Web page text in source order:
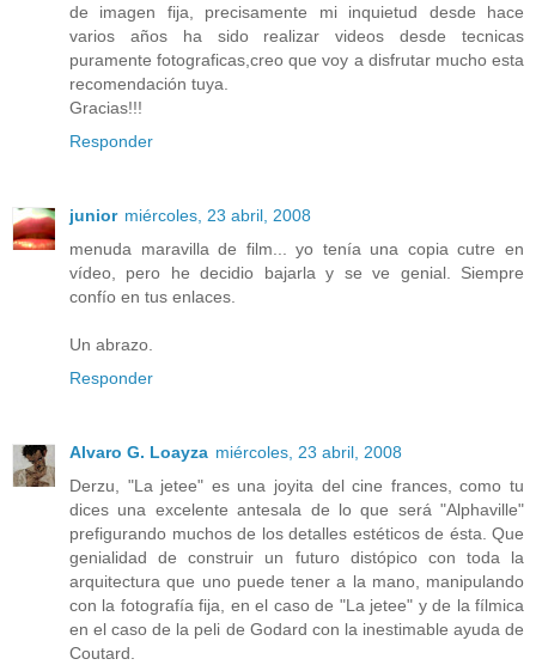
de imagen fija, precisamente mi inquietud desde hace
varios años ha sido realizar videos desde tecnicas
puramente fotograficas,creo que voy a disfrutar mucho esta
recomendación tuya.
Gracias!!!
Responder
junior miércoles, 23 abril, 2008
menuda maravilla de film... yo tenía una copia cutre en
vídeo, pero he decidio bajarla y se ve genial. Siempre
confío en tus enlaces.
Un abrazo.
Responder
Alvaro G. Loayza miércoles, 23 abril, 2008
Derzu, "La jetee" es una joyita del cine frances, como tu
dices una excelente antesala de lo que será "Alphaville"
prefigurando muchos de los detalles estéticos de ésta. Que
genialidad de construir un futuro distópico con toda la
arquitectura que uno puede tener a la mano, manipulando
con la fotografía fija, en el caso de "La jetee" y de la fílmica
en el caso de la peli de Godard con la inestimable ayuda de
Coutard.